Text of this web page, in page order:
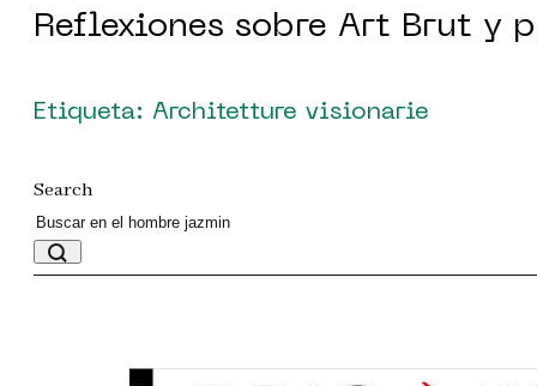
Reflexiones sobre Art Brut y
Etiqueta: Architetture visionarie
Search